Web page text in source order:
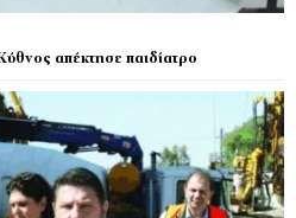
απέκτησε παιδίατρο